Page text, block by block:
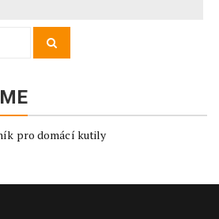
pro domácí kutily